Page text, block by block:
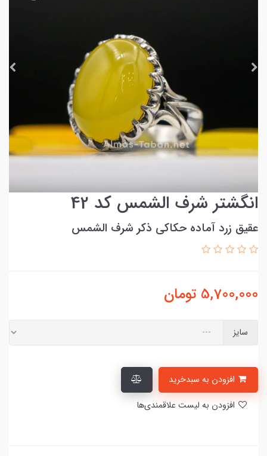
انگشتر شرف الشمس کد 42
عقیق زرد آماده حکاکی ذکر شرف الشمس
5,700,000 تومان
سایز